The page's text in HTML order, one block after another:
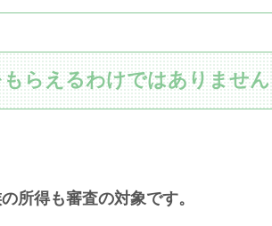
らえるわけではありません
所得も審査の対象です。